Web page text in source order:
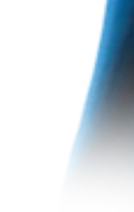
Artroplastia de hombro
Sistema total de